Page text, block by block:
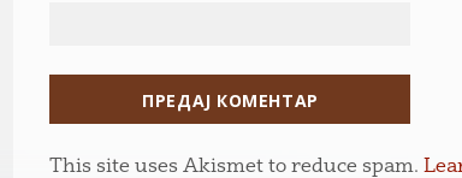
This site uses Akismet to reduce spam.